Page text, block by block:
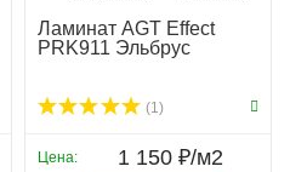
Ламинат AGT Effect
PRK911 Эльбрус
(1)
Цена: 1 150 ₽/м2